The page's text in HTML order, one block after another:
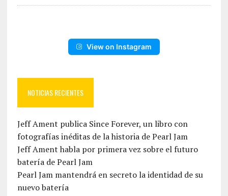
View on Instagram
NOTICIAS RECIENTES
Jeff Ament publica Since Forever, un libro con
fotografías inéditas de la historia de Pearl Jam
Jeff Ament habla por primera vez sobre el futuro
batería de Pearl Jam
Pearl Jam mantendrá en secreto la identidad de su
nuevo batería